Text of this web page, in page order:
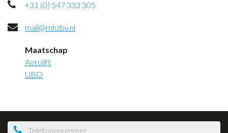
+31 (0) 547 333 305
mail@mhzbv.nl
Maatschap
Aerolift
UBO